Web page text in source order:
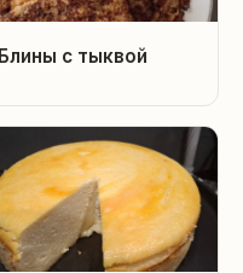
Блины с тыквой